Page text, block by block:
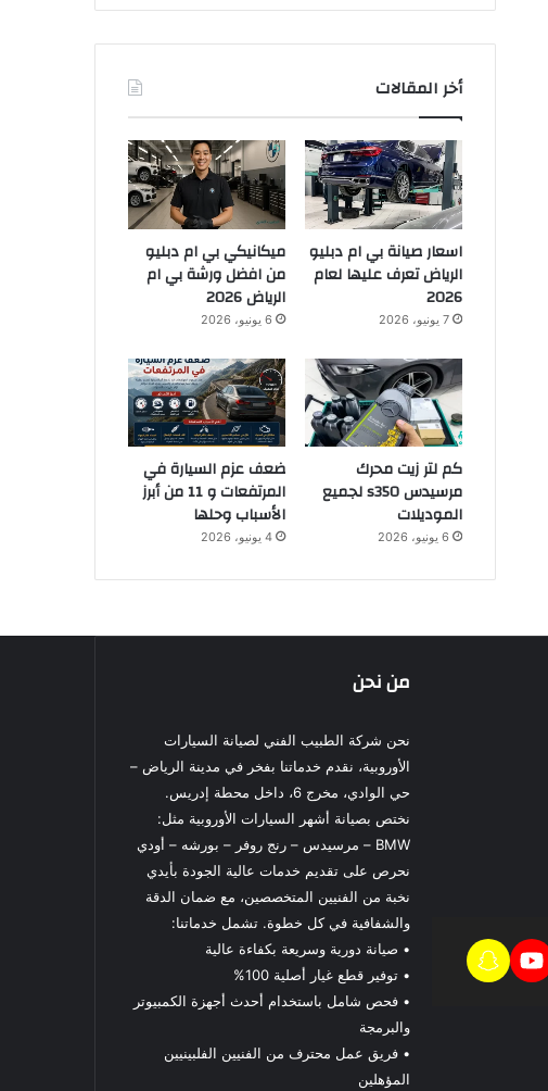
أخر المقالات
اسعار صيانة بي ام دبليو
الرياض تعرف عليها لعام
2026
7 يونيو، 2026
ميكانيكي بي ام دبليو
من افضل ورشة بي ام
الرياض 2026
6 يونيو، 2026
كم لتر زيت محرك
مرسيدس s350 لجميع
الموديلات
6 يونيو، 2026
ضعف عزم السيارة في
المرتفعات و 11 من أبرز
الأسباب وحلها
4 يونيو، 2026
من نحن
نحن شركة الطبيب الفني لصيانة السيارات
الأوروبية، نقدم خدماتنا بفخر في مدينة الرياض –
حي الوادي، مخرج 6، داخل محطة إدريس.
نختص بصيانة أشهر السيارات الأوروبية مثل:
BMW – مرسيدس – رنج روفر – بورشه – أودي
نحرص على تقديم خدمات عالية الجودة بأيدي
نخبة من الفنيين المتخصصين، مع ضمان الدقة
والشفافية في كل خطوة. تشمل خدماتنا:
• صيانة دورية وسريعة بكفاءة عالية
• توفير قطع غيار أصلية 100%
• فحص شامل باستخدام أحدث أجهزة الكمبيوتر
والبرمجة
• فريق عمل محترف من الفنيين الفلبينيين
المؤهلين